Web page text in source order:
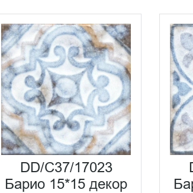
DD/C37/17023
Барио 15*15 декор